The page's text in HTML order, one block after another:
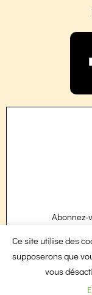
Abonnez-
Ce site utilise des
supposerons que
vous